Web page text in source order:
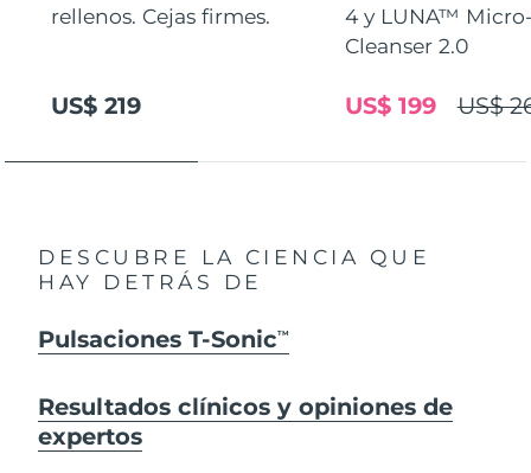
rellenos. Cejas firmes.
US$ 219
4 y LUNA™
Cleanser 2.0
US$
US$ 199
DESCUBRE LA CIENCIA QUE
HAY DETRÁS DE
Pulsaciones T-SonicTM
Resultados clínicos y opiniones de
expertos